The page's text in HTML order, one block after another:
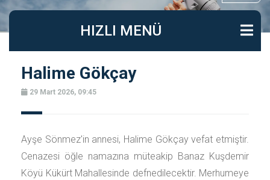
HIZLI MENÜ
Halime Gökçay
29 Mart 2026, 09:45
Ayşe Sönmez'in annesi, Halime Gökçay vefat etmiştir.
Cenazesi öğle namazına müteakip Banaz Kuşdemir
Köyü Kükürt Mahallesinde defnedilecektir. Merhumeye